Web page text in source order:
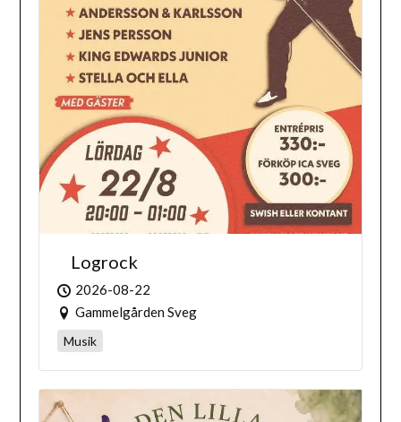
Logrock
2026-08-22
Gammelgården Sveg
Musik